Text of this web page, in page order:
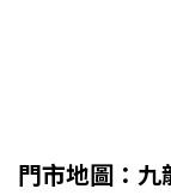
門市地圖：